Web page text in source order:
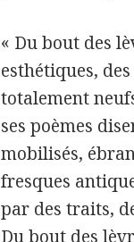
« Du bout des
esthétiques,
totalement
ses poèmes
mobilisés,
fresques
par des traits,
Du bout des